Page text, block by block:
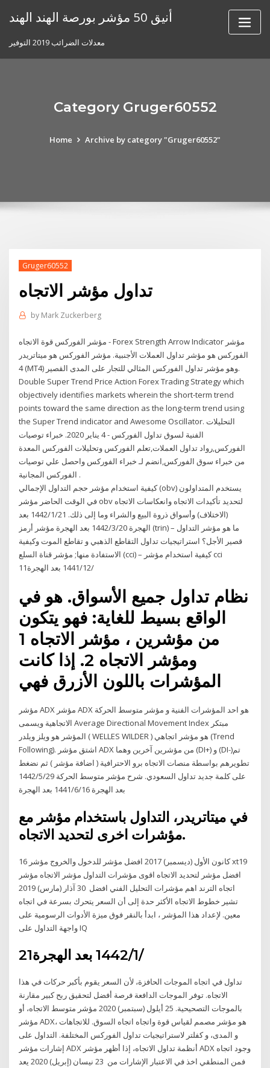
أنيق 50 مؤشر بورصة الهند الهند
معدلات الضرائب 2019 التوفير
Category Gruger60552
Home Archive by category "Gruger60552"
Gruger60552
تداول مؤشر الاتجاه
by Mark Zuckerberg
مؤشر الفوركس قوة الاتجاه - Forex Strength Arrow Indicator مؤشر
الفوركس هو مؤشر تداول العملات الأجنبية. مؤشر الفوركس هو ميتاتريدر
4 (MT4) وهو مؤشر تداول الفوركس المثالي للتجار على المدى القصير.
Double Super Trend Price Action Forex Trading Strategy which
objectively identifies markets wherein the short-term trend
points toward the same direction as the long-term trend using
the Super Trend indicator and Awesome Oscillator. التحليلات
الفنية لسوق تداول الفوركس - 4 يناير 2020. خبراء توصيات
الفوركس,رواد تداول العملات,تعلم الفوركس وتحليلات الفوركس المعدة
من خبراء سوق الفوركس,انضم لـ خبراء الفوركس واحصل علي توصيات
الفوركس المجانية .
كيفية استخدام مؤشر حجم التداول الإجمالي (obv) يستخدم المتداولون
في الوقت الحاضر مؤشر obv لتحديد تأكيدات الاتجاه وانعكاسات الاتجاه
(الاختلاف) وأسواق ذروة البيع والشراء وما إلى ذلك. 21‏‏/1‏‏/1442 بعد
الهجرة 20‏‏/3‏‏/1442 بعد الهجرة مؤشر أرمز (trin) – ما هو مؤشر التداول
قصير الأجل؟ استراتيجيات تداول التقاطع الذهبي و تقاطع الموت وكيفية
الاستفادة منها; مؤشر قناة السلع (cci) – كيفية استخدام مؤشر cci
11‏‏/12‏‏/1441 بعد الهجرة
نظام تداول جميع الأسواق. هو في
الواقع بسيط للغاية: فهو يتكون
من مؤشرين ، مؤشر الاتجاه 1
ومؤشر الاتجاه 2. إذا كانت
المؤشرات باللون الأزرق فهي
مؤشر ADX مؤشر ADX هو احد المؤشرات الفنية و مؤشر متوسط الحركة
الاتجاهية ويسمى Average Directional Movement Index مبتكر
المؤشر هو ويلز ويلدر ( WELLES WILDER ) هو مؤشر اتجاهي (Trend
Following). اشتق مؤشر ADX من مؤشرين آخرين وهما (DI+) و (DI-)تم
تطويرهم بواسطة منصات الاتجاه برو الاحترافية ( اضافة مؤشر ) ثم نضغط
على كلمة جديد تداول السعودي. شرح مؤشر متوسط الحركة 29‏‏/5‏‏/1442
بعد الهجرة 16‏‏/6‏‏/1441 بعد الهجرة
في ميتاتريدر، التداول باستخدام مؤشر مع
مؤشرات اخرى لتحديد الاتجاه.
16 كانون الأول (ديسمبر) 2017 افضل مؤشر للدخول والخروج مؤشر xt19
افضل مؤشر لتحديد الاتجاه اقوى مؤشرات التداول مؤشر الاتجاه مؤشر
اتجاه الترند اهم مؤشرات التحليل الفني افضل 30 آذار (مارس) 2019
تشير خطوط الاتجاه الأكثر حدة إلى أن السعر يتحرك بسرعة في اتجاه
معين. لإعداد هذا المؤشر ، ابدأ بالنقر فوق ميزة الأدوات الرسومية على
واجهة التداول على IQ
21‏‏/1‏‏/1442 بعد الهجرة
تداول في اتجاه الموجات الحافزة، لأن السعر يقوم بأكبر حركات في هذا
الاتجاه. توفر الموجات الدافعة فرصة أفضل لتحقيق ربح كبير مقارنة
بالموجات التصحيحية. 25 أيلول (سبتمبر) 2020 مؤشر متوسط الاتجاه، أو
مؤشر ADX، هو مؤشر مصمم لقياس قوة واتجاه اتجاه السوق. للاتجاهات
و المدى، و كفلتر لاستراتيجيات تداول الفوركس المختلفة. التداول على
إشارات مؤشر ADX أنظمة تداول الاتجاه، إذا أظهر مؤشر ADX وجود اتجاه
فمن المنطقي اخذ في الاعتبار الإشارات من 23 نيسان (إبريل) 2020 يعد